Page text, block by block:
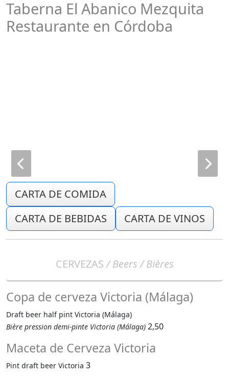
Taberna El Abanico Mezquita
Restaurante en Córdoba
CARTA DE COMIDA
CARTA DE BEBIDAS
CARTA DE VINOS
CERVEZAS/ Beers / Bières
Copa de cerveza Victoria (Málaga)
Draft beer half pint Victoria (Málaga)
Bière pression demi-pinte Victoria (Málaga) 2,50
Maceta de Cerveza Victoria
Pint draft beer Victoria 3